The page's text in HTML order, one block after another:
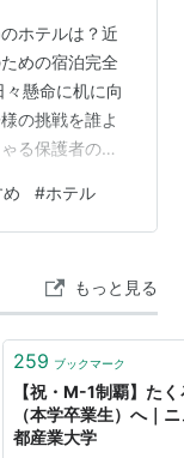
信工学専攻・生
程設置
マネジメント
タ科学科に改
院マネジメン
米語学専攻）修
ホテルは？近
めの宿泊完全
懸命に机に向
の挑戦を誰よ
る保護者の皆
れる京都産業
」の一角を担
まる超人気校
の実力を100％
準備が…
#ホテル
もっと見る
259 ブックマーク
【祝・M-1制覇】た
（本学卒業生）へ｜
都産業大学